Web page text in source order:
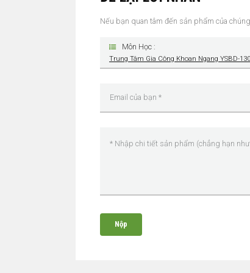
Nếu bạn quan tâm đến sản phẩm của
Môn Học :
Trung Tâm Gia Công Khoan Ngang YSBD-
Nộp